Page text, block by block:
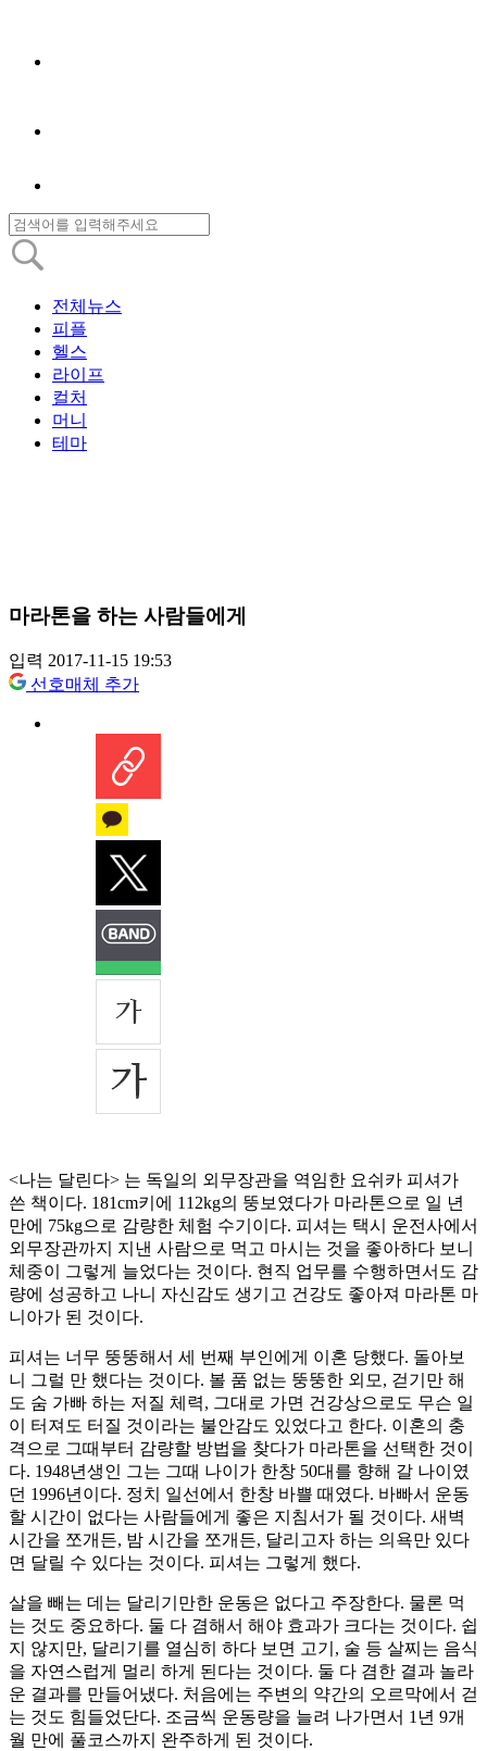
전체뉴스
피플
헬스
라이프
컬처
머니
테마
마라톤을 하는 사람들에게
입력 2017-11-15 19:53
선호매체 추가
<나는 달린다> 는 독일의 외무장관을 역임한 요쉬카 피셔가
쓴 책이다. 181cm키에 112kg의 뚱보였다가 마라톤으로 일 년
만에 75kg으로 감량한 체험 수기이다. 피셔는 택시 운전사에서
외무장관까지 지낸 사람으로 먹고 마시는 것을 좋아하다 보니
체중이 그렇게 늘었다는 것이다. 현직 업무를 수행하면서도 감
량에 성공하고 나니 자신감도 생기고 건강도 좋아져 마라톤 마
니아가 된 것이다.
피셔는 너무 뚱뚱해서 세 번째 부인에게 이혼 당했다. 돌아보
니 그럴 만 했다는 것이다. 볼 품 없는 뚱뚱한 외모, 걷기만 해
도 숨 가빠 하는 저질 체력, 그대로 가면 건강상으로도 무슨 일
이 터져도 터질 것이라는 불안감도 있었다고 한다. 이혼의 충
격으로 그때부터 감량할 방법을 찾다가 마라톤을 선택한 것이
다. 1948년생인 그는 그때 나이가 한창 50대를 향해 갈 나이였
던 1996년이다. 정치 일선에서 한창 바쁠 때였다. 바빠서 운동
할 시간이 없다는 사람들에게 좋은 지침서가 될 것이다. 새벽
시간을 쪼개든, 밤 시간을 쪼개든, 달리고자 하는 의욕만 있다
면 달릴 수 있다는 것이다. 피셔는 그렇게 했다.
살을 빼는 데는 달리기만한 운동은 없다고 주장한다. 물론 먹
는 것도 중요하다. 둘 다 겸해서 해야 효과가 크다는 것이다. 쉽
지 않지만, 달리기를 열심히 하다 보면 고기, 술 등 살찌는 음식
을 자연스럽게 멀리 하게 된다는 것이다. 둘 다 겸한 결과 놀라
운 결과를 만들어냈다. 처음에는 주변의 약간의 오르막에서 걷
는 것도 힘들었단다. 조금씩 운동량을 늘려 나가면서 1년 9개
월 만에 풀코스까지 완주하게 된 것이다.